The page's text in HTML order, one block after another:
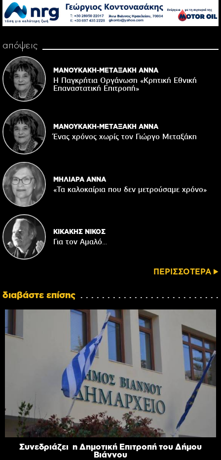
απόψεις
ΜΑΝΟΥΚΑΚΗ-ΜΕΤΑΞΑΚΗ ΑΝΝΑ
Η Παγκρήτια Οργάνωση «Κρητική Εθνική
Επαναστατική Eπιτροπή»
ΜΑΝΟΥΚΑΚΗ-ΜΕΤΑΞΑΚΗ ΑΝΝΑ
Ένας χρόνος χωρίς τον Γιώργο Μεταξάκη
ΜΗΛΙΑΡΑ ΑΝΝΑ
«Τα καλοκαίρια που δεν μετρούσαμε χρόνο»
ΚΙΚΑΚΗΣ ΝΙΚΟΣ
Για τον Αμαλό…
ΠΕΡΙΣΣΟΤΕΡΑ
διαβάστε επίσης
Συνεδριάζει η Δημοτική Επιτροπή του Δήμου
Βιάννου